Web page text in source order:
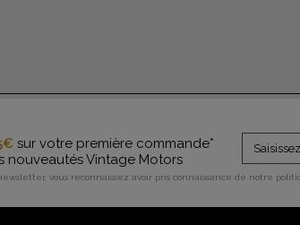
sur votre première commande*
nouveautés Vintage Motors
vous reconnaissez avoir pris connaissance de notre